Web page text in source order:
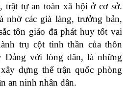
trật tự an toàn xã hội ở cơ sở.
nhờ các già làng, trưởng bản,
tôn giáo đã phát huy tốt vai
trụ cột tinh thần của thôn
Đảng với lòng dân, là những
dựng thế trận quốc phòng
an ninh nhân dân.